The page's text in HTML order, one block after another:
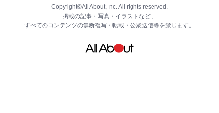
Copyright©All About, Inc. All rights reserved.
掲載の記事・写真・イラストなど、
すべてのコンテンツの無断複写・転載・公衆送信等を禁じます。